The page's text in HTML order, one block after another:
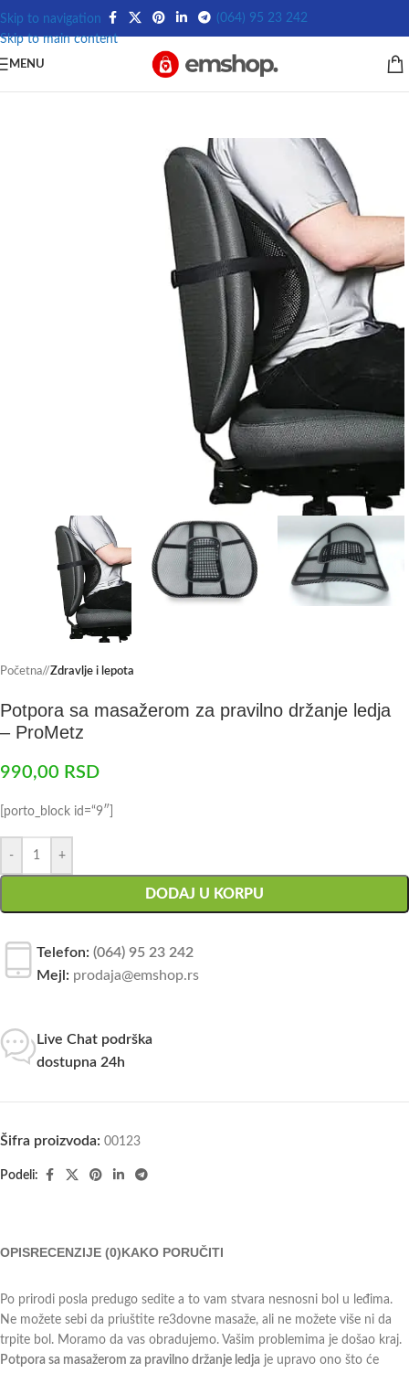
Skip to navigation
Skip to main content
(064) 95 23 242
MENU
Početna/ Zdravlje i lepota
Potpora sa masažerom za pravilno držanje ledja
– ProMetz
990,00 RSD
[porto_block id=“9″]
- +
DODAJ U KORPU
Telefon: (064) 95 23 242
Mejl: prodaja@emshop.rs
Live Chat podrška
dostupna 24h
Šifra proizvoda: 00123
Podeli:
OPISRECENZIJE (0)KAKO PORUČITI
Po prirodi posla predugo sedite a to vam stvara nesnosni bol u leđima.
Ne možete sebi da priuštite re3dovne masaže, ali ne možete više ni da
trpite bol. Moramo da vas obradujemo. Vašim problemima je došao kraj.
Potpora sa masažerom za pravilno držanje ledja je upravo ono što će